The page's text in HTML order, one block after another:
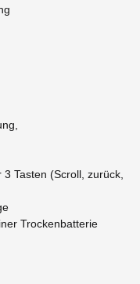
Tasten (Scroll, zurück,
Trockenbatterie